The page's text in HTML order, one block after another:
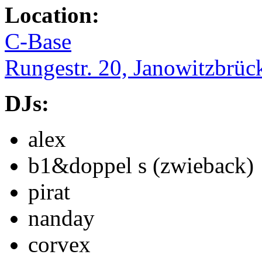
Location:
C-Base
Rungestr. 20,
DJs:
alex
b1&doppel s (zwieback)
pirat
nanday
corvex